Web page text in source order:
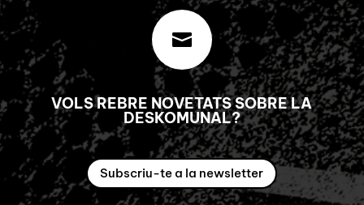

VOLS REBRE NOVETATS SOBRE LA
DESKOMUNAL?
Subscriu-te a la newsletter